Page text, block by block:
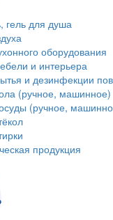
для душа
оборудования
и интерьера
и дезинфекции
(ручное, машинное)
(ручное,
продукция